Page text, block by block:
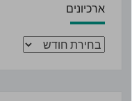
ארכיונים
ארכיונים